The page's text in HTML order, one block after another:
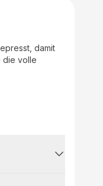
damit
die volle